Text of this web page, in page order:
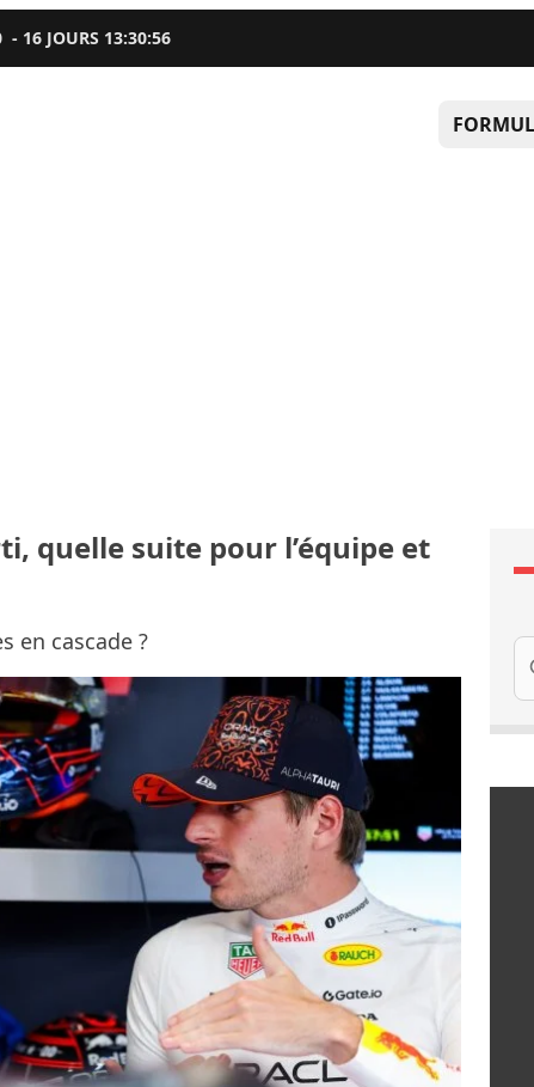
- 16 JOURS 13:30:55
quelle suite pour l’équipe et
en cascade ?